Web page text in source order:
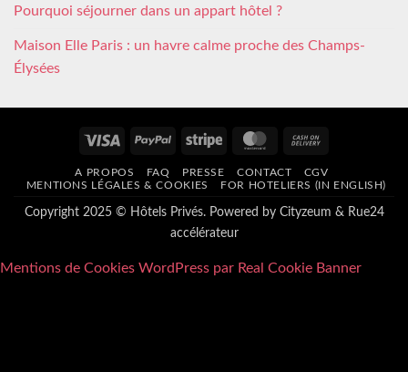
Pourquoi séjourner dans un appart hôtel ?
Maison Elle Paris : un havre calme proche des Champs-
Élysées
Visa PayPal Stripe MasterCard
Delivery
A PROPOS FAQ PRESSE CONTACT
CGV
MENTIONS LÉGALES & COOKIES
FOR HOTELIERS (IN ENGLISH)
Copyright 2025 © Hôtels Privés. Powered by Cityzeum & Rue24
accélérateur
Mentions de Cookies WordPress par Real Cookie Banner